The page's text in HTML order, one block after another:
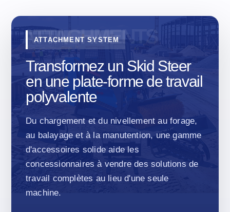
ATTACHMENT SYSTEM
Transformez un Skid Steer
en une plate-forme de travail
polyvalente
Du chargement et du nivellement au forage,
au balayage et à la manutention, une gamme
d'accessoires solide aide les
concessionnaires à vendre des solutions de
travail complètes au lieu d'une seule
machine.